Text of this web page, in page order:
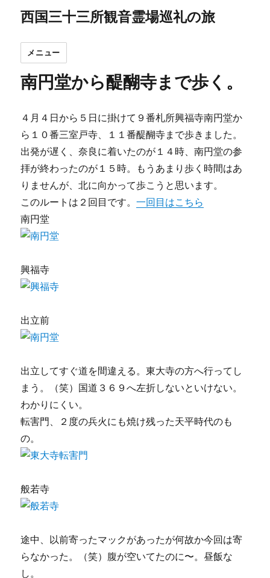
西国三十三所観音霊場巡礼の旅
メニュー
南円堂から醍醐寺まで歩く。
４月４日から５日に掛けて９番札所興福寺南円堂か
ら１０番三室戸寺、１１番醍醐寺まで歩きました。
出発が遅く、奈良に着いたのが１４時、南円堂の参
拝が終わったのが１５時。もうあまり歩く時間はあ
りませんが、北に向かって歩こうと思います。
このルートは２回目です。一回目はこちら
南円堂
興福寺
出立前
出立してすぐ道を間違える。東大寺の方へ行ってし
まう。（笑）国道３６９へ左折しないといけない。
わかりにくい。
転害門、２度の兵火にも焼け残った天平時代のも
の。
般若寺
途中、以前寄ったマックがあったが何故か今回は寄
らなかった。（笑）腹が空いてたのに〜。昼飯な
し。